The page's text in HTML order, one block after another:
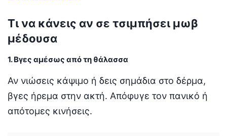
Τι να κάνεις αν σε τσιμπήσει μωβ
μέδουσα
1. Βγες αμέσως από τη θάλασσα
Αν νιώσεις κάψιμο ή δεις σημάδια στο δέρμα,
βγες ήρεμα στην ακτή. Απόφυγε τον πανικό ή
απότομες κινήσεις.